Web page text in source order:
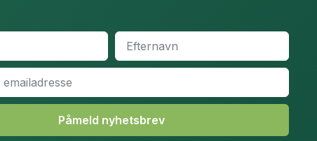
Efternavn
Påmeld nyhetsbrev